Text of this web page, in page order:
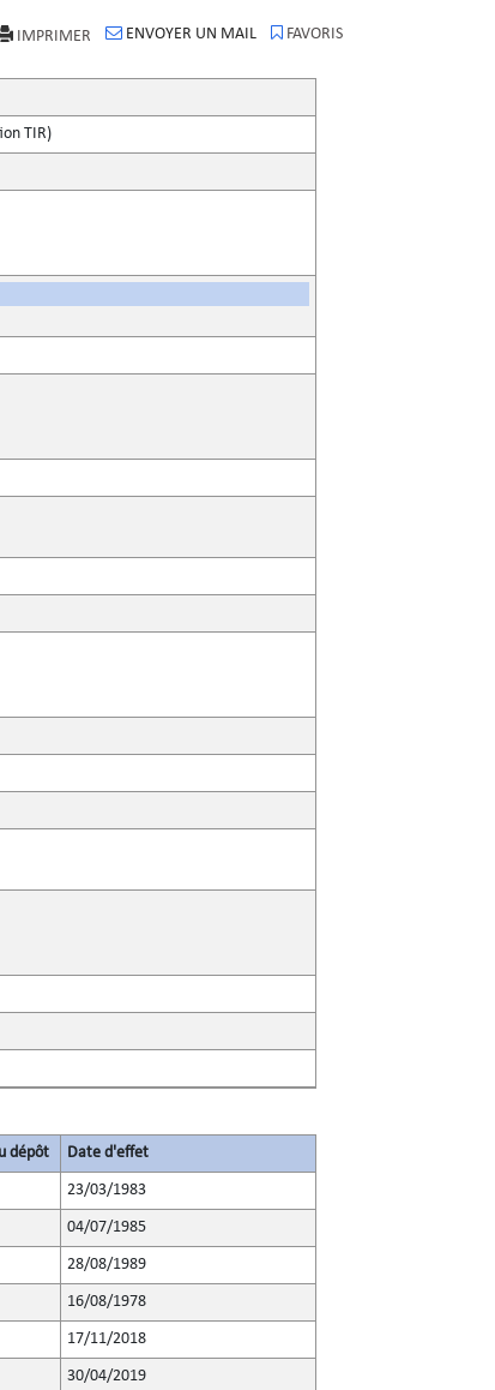
IMPRIMER ENVOYER UN MAIL FAVORIS
TIR)
dépôt Date d'effet
23/03/1983
04/07/1985
28/08/1989
16/08/1978
17/11/2018
30/04/2019